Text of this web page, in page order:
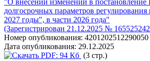
"О внесении изменений в
долгосрочных параметров
2027 годы", в части 2026 года"
(Зарегистрирован 21.12.2025 №
Номер опубликования: 4201202512290050
Дата опубликования: 29.12.2025
PDF: 94 Кб (3 стр.)